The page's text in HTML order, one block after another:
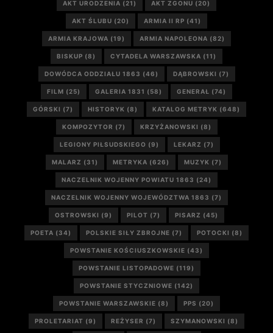
AKT URODZENIA (21) AKT ZGONU (20)
AKT ŚLUBU (20) ARMIA II RP (41)
ARMIA KRAJOWA (19) ARMIA NAPOLEONA (82)
BISKUP (8) CYTADELA WARSZAWSKA (11)
DOWÓDCA ODDZIAŁU 1863 (46) DĄBROWSKI (7)
FILM (25) GALERIA 1831 (58) GENERAŁ (74)
GÓRSKI (7) HISTORYK (8) KATALOG METRYK (648)
KOMPOZYTOR (7) KRZYŻANOWSKI (8)
LEGIONY PIŁSUDSKIEGO (9) LEKARZ (7)
MALARZ (31) METRYKA (626) MUZYK (7)
NACZELNIK WOJENNY POWIATU 1863 (24)
NACZELNIK WOJENNY WOJEWÓDZTWA 1863 (7)
OSTROWSKI (9) PILOT (7) PISARZ (45)
POETA (34) POLSKIE SIŁY ZBROJNE (7) POTOCKI (8)
POWSTANIE KOŚCIUSZKOWSKIE (43)
POWSTANIE LISTOPADOWE (119)
POWSTANIE STYCZNIOWE (142)
POWSTANIE WARSZAWSKIE (8) PPS (20)
PROLETARIAT (9) REŻYSER (7) SZYMANOWSKI (8)